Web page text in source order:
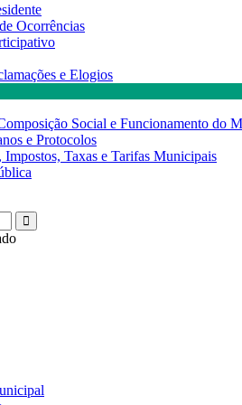
Ocorrências
e Elogios
Social e Funcionamento do
e Protocolos
Impostos, Taxas e Tarifas Municipais